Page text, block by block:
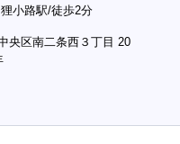
小路駅/徒歩2分
央区南二条西３丁目 20